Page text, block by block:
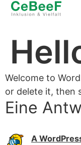
Welcome to
or delete it, then
Eine
A